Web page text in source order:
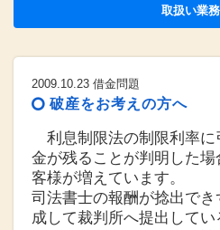
取扱い業
2009.10.23 借金問題
破産をお考えの方へ
利息制限法の制限利率に
金が残ることが判明した
客様が増えています。
司法書士の報酬が捻出で
成して裁判所へ提出して